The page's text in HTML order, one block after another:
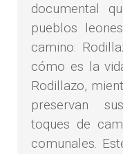
documental
pueblos
camino:
cómo es la
Rodillazo,
preservan
toques de
comunales.